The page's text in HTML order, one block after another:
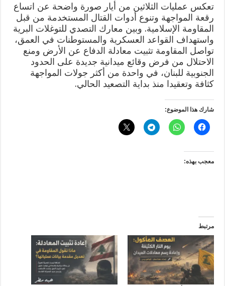
تعكس عمليات الثلاثين من أيار صورة واضحة عن اتساع
رقعة المواجهة وتنوع أدوات القتال المستخدمة من قبل
المقاومة الإسلامية. وبين معارك التصدي للتوغلات البرية
واستهداف القواعد العسكرية والمستوطنات في العمق،
تواصل المقاومة تثبيت معادلة الدفاع عن الأرض ومنع
الاحتلال من فرض وقائع ميدانية جديدة على الحدود
الجنوبية للبنان، في واحدة من أكثر جولات المواجهة
كثافة وتعقيدا منذ بداية التصعيد الحالي.
شارك هذا الموضوع:
معجب بهذه:
مرتبط